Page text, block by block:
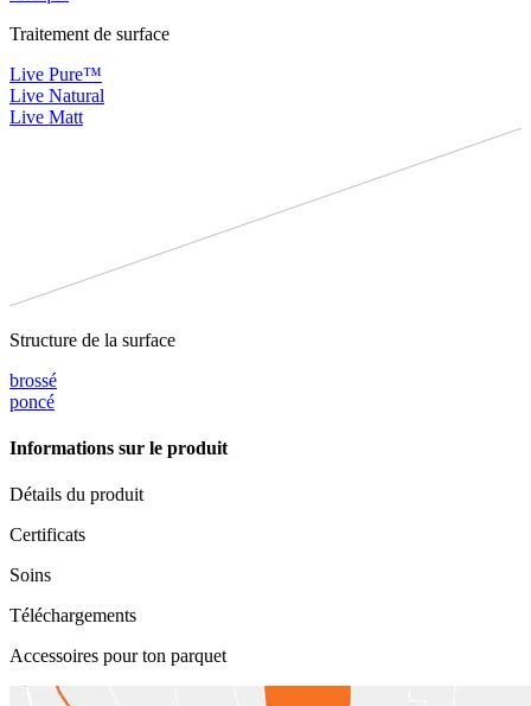
Traitement de surface
Live Pure™
Live Natural
Live Matt
Structure de la surface
brossé
poncé
Informations sur le produit
Détails du produit
Certificats
Soins
Téléchargements
Accessoires pour ton parquet